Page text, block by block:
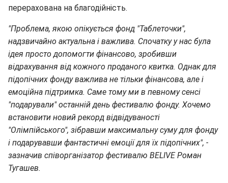
перерахована на благодійність.
"Проблема, якою опікується фонд "Таблеточки",
надзвичайно актуальна і важлива. Спочатку у нас була
ідея просто допомогти фінансово, зробивши
відрахування від кожного проданого квитка. Однак для
підопічних фонду важлива не тільки фінансова, але і
емоційна підтримка. Саме тому ми в певному сенсі
"подарували" останній день фестивалю фонду. Хочемо
встановити новий рекорд відвідуваності
"Олімпійського", зібравши максимальну суму для фонду
і подарувавши фантастичні емоції для їх підопічних", -
зазначив співорганізатор фестивалю BELIVE Роман
Тугашев.